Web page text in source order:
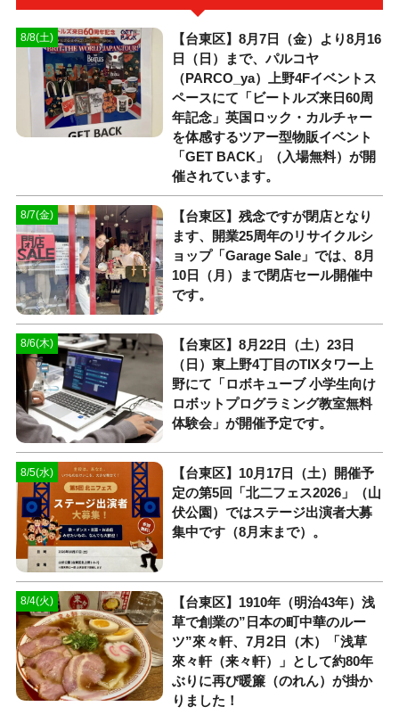
8/8(土)
【台東区】8月7日（金）より8月16
日（日）まで、パルコヤ
（PARCO_ya）上野4Fイベントス
ペースにて「ビートルズ来日60周
年記念」英国ロック・カルチャー
を体感するツアー型物販イベント
「GET BACK」（入場無料）が開
催されています。
8/7(金)
【台東区】残念ですが閉店となり
ます、開業25周年のリサイクルシ
ョップ「Garage Sale」では、8月
10日（月）まで閉店セール開催中
です。
8/6(木)
【台東区】8月22日（土）23日
（日）東上野4丁目のTIXタワー上
野にて「ロボキューブ 小学生向け
ロボットプログラミング教室無料
体験会」が開催予定です。
8/5(水)
【台東区】10月17日（土）開催予
定の第5回「北二フェス2026」（山
伏公園）ではステージ出演者大募
集中です（8月末まで）。
8/4(火)
【台東区】1910年（明治43年）浅
草で創業の”日本の町中華のルー
ツ”來々軒、7月2日（木）「浅草
來々軒（来々軒）」として約80年
ぶりに再び暖簾（のれん）が掛か
りました！